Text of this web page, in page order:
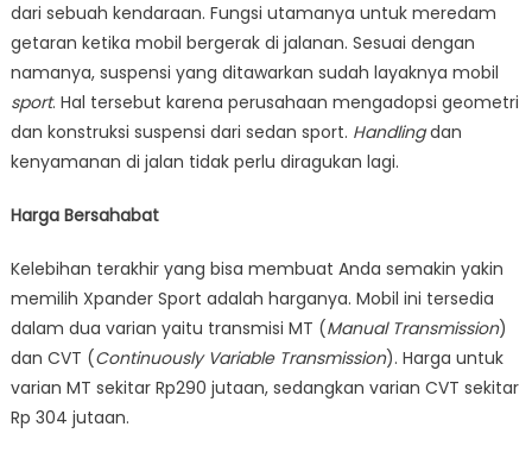
dari sebuah kendaraan. Fungsi utamanya untuk meredam
getaran ketika mobil bergerak di jalanan. Sesuai dengan
namanya, suspensi yang ditawarkan sudah layaknya mobil
sport. Hal tersebut karena perusahaan mengadopsi geometri
dan konstruksi suspensi dari sedan sport. Handlingdan
kenyamanan di jalan tidak perlu diragukan lagi.
Harga Bersahabat
Kelebihan terakhir yang bisa membuat Anda semakin yakin
memilih Xpander Sport adalah harganya. Mobil ini tersedia
dalam dua varian yaitu transmisi MT (Manual Transmission)
dan CVT (Continuously Variable Transmission). Harga untuk
varian MT sekitar Rp290 jutaan, sedangkan varian CVT sekitar
Rp 304 jutaan.